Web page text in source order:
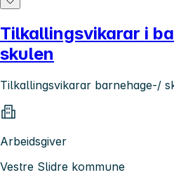
Tilkallingsvikarar i
skulen
Tilkallingsvikarar barnehage-/
Arbeidsgiver
Vestre Slidre kommune